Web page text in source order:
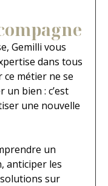
Gemilli vous
dans tous
métier ne se
un bien : c’est
une nouvelle
un
anticiper les
sur